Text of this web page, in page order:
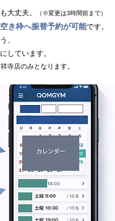
大丈夫。 （※変更は3時間前まで）
空き枠へ振替予約が可能です。
、
しています。
寺店のみとなります。